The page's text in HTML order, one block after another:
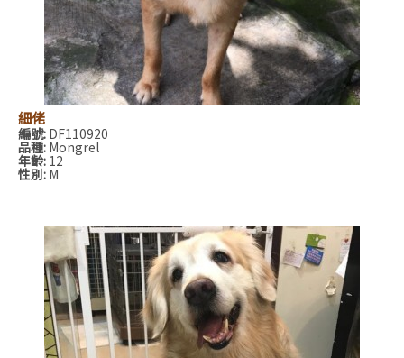
細佬
編號: DF110920
品種: Mongrel
年齡: 12
性別: M